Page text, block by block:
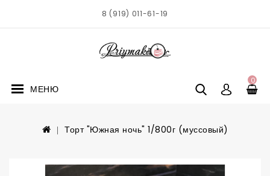
8 (919) 011-61-19
0
МЕНЮ
Торт "Южная ночь" 1/800г (муссовый)